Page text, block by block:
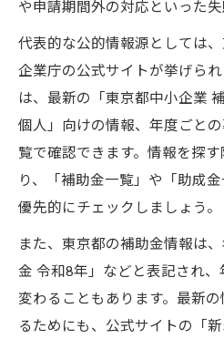
や申請期間外の対応といった失
代表的な公的情報源としては
企業庁の公式サイトが挙げら
は、最新の「東京都中小企業
個人」向けの情報、年度ごと
覧で確認できます。情報を探
り、「補助金一覧」や「助成
優先的にチェックしましょう。
また、東京都の補助金情報は
金 令和8年」などと表記され、
変わることもあります。最新
るためにも、公式サイトの「